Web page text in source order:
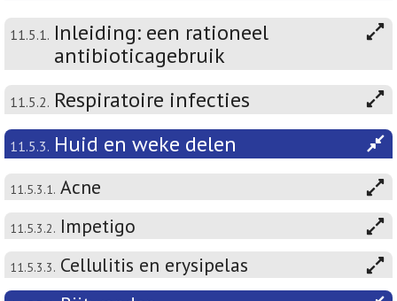
11.5.1. Inleiding: een rationeel
antibioticagebruik
11.5.2. Respiratoire infecties
11.5.3. Huid en weke delen
11.5.3.1. Acne
11.5.3.2. Impetigo
11.5.3.3. Cellulitis en erysipelas